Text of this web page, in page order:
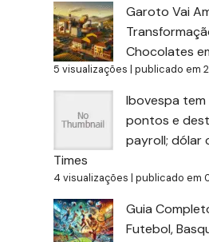
Garoto Vai
Chocolates
5 visualizações |publicado em
Ibovespa tem
pontos e
payroll; dólar
Times
4 visualizações |publicado em
Guia
Futebol,